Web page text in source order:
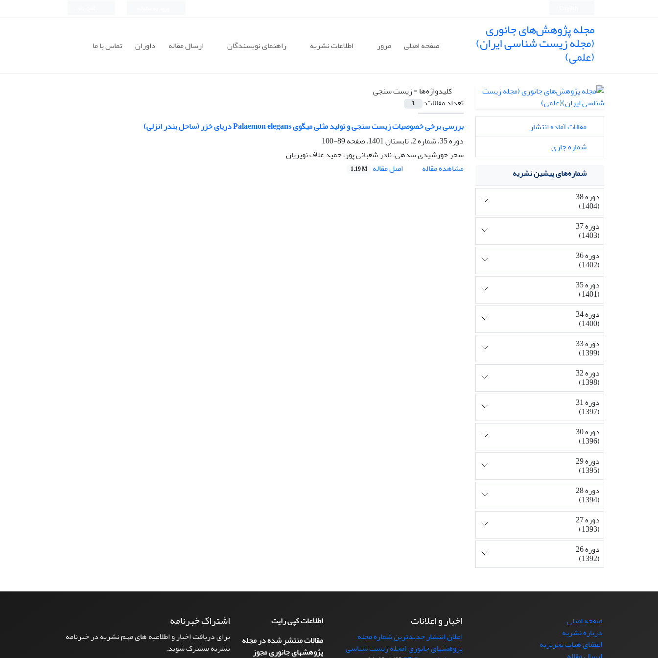
مجله پژوهش‌های جانوری
(مجله زیست شناسی ایران)
(علمی) صفحه اصلی مرور اطلاعات نشریه راهنمای نویسندگان ارسال مقاله داوران تماس با ما
کلیدواژه‌ها =زیست سنجی
تعداد مقالات:
1
بررسی برخی خصوصیات زیست سنجی و تولید مثلی میگوی Palaemon elegans دریای خزر (ساحل بندر انزلی)
دوره 35، شماره 2، تابستان 1401، صفحه
89-100
سحر خورشیدی سدهی، نادر شعبانی پور، حمید علاف نویریان
مشاهده مقاله
اصل مقاله 1.19 M
مقالات آماده انتشار
شماره جاری
شماره‌های پیشین نشریه
دوره 38
(1404)
دوره 37
(1403)
دوره 36
(1402)
دوره 35
(1401)
دوره 34
(1400)
دوره 33
(1399)
دوره 32
(1398)
دوره 31
(1397)
دوره 30
(1396)
دوره 29
(1395)
دوره 28
(1394)
دوره 27
(1393)
دوره 26
(1392)
صفحه اصلی
درباره نشریه
اعضای هیات تحریریه
اخبار و اعلانات
اعلان انتشار جدیدترین شماره مجله
پژوهشهای جانوری (مجله زیست شناسی
اطلاعات کپی رایت
مقالات منتشر شده در مجله
پژوهشهای جانوری مجوز
اشتراک خبرنامه
برای دریافت اخبار و اطلاعیه های مهم نشریه در خبرنامه
نشریه مشترک شوید.